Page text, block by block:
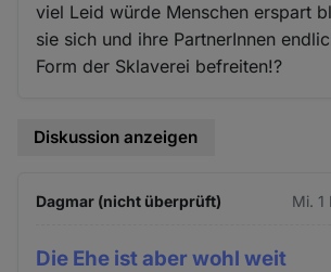
viel Leid würde Menschen erspart
sie sich und ihre PartnerInnen
Form der Sklaverei befreiten!?
Diskussion anzeigen
Dagmar (nicht überprüft) Mi. 1
Die Ehe ist aber wohl weit